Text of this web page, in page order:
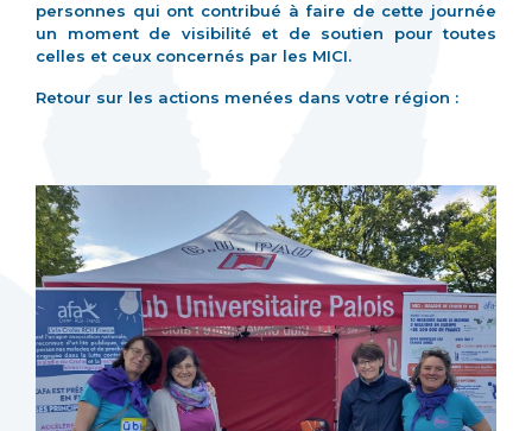
personnes qui ont contribué à faire de cette journée
un moment de visibilité et de soutien pour toutes
celles et ceux concernés par les MICI.
Retour sur les actions menées dans votre région :